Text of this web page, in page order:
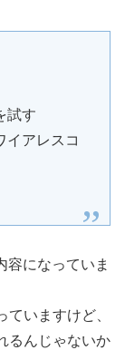
試す
イアレスコ
容になっていま
いますけど、
るんじゃないか